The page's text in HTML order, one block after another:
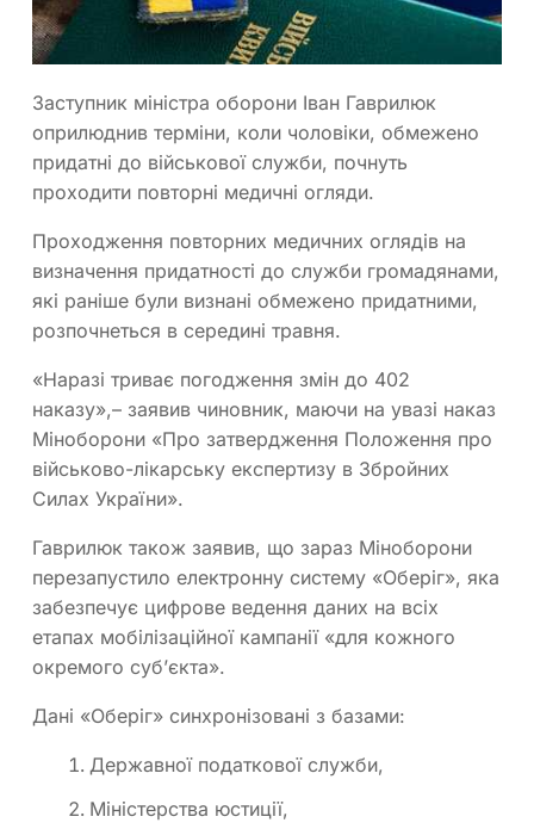
Заступник міністра оборони Іван Гаврилюк
оприлюднив терміни, коли чоловіки, обмежено
придатні до військової служби, почнуть
проходити повторні медичні огляди.
Проходження повторних медичних оглядів на
визначення придатності до служби громадянами,
які раніше були визнані обмежено придатними,
розпочнеться в середині травня.
«Наразі триває погодження змін до 402
наказу»,– заявив чиновник, маючи на увазі наказ
Міноборони «Про затвердження Положення про
військово-лікарську експертизу в Збройних
Силах України».
Гаврилюк також заявив, що зараз Міноборони
перезапустило електронну систему «Оберіг», яка
забезпечує цифрове ведення даних на всіх
етапах мобілізаційної кампанії «для кожного
окремого суб’єкта».
Дані «Оберіг» синхронізовані з базами:
Державної податкової служби,
Міністерства юстиції,